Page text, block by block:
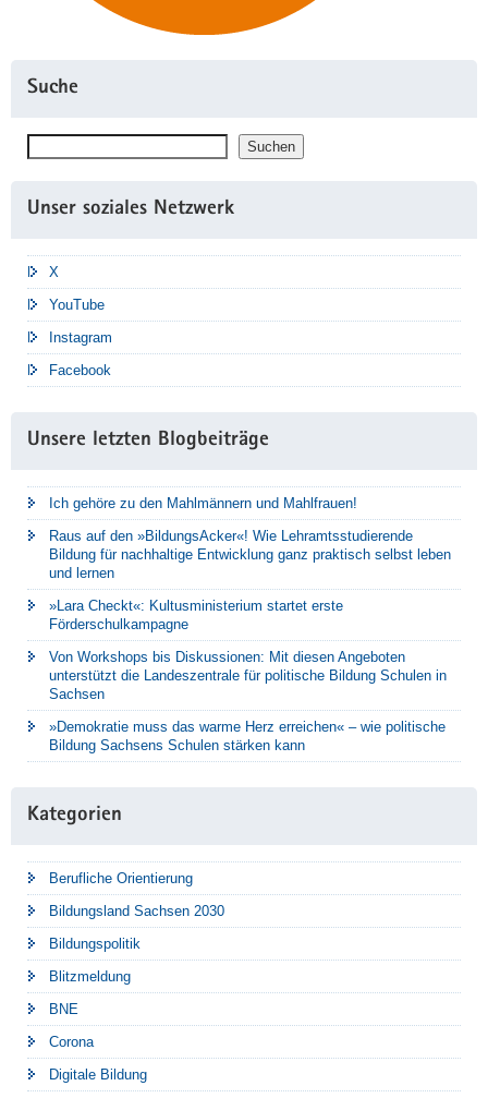
Suche
Suchen
Unser soziales Netzwerk
X
YouTube
Instagram
Facebook
Unsere letzten Blogbeiträge
Ich gehöre zu den Mahlmännern und Mahlfrauen!
Raus auf den »BildungsAcker«! Wie Lehramtsstudierende
Bildung für nachhaltige Entwicklung ganz praktisch selbst leben
und lernen
»Lara Checkt«: Kultusministerium startet erste
Förderschulkampagne
Von Workshops bis Diskussionen: Mit diesen Angeboten
unterstützt die Landeszentrale für politische Bildung Schulen in
Sachsen
»Demokratie muss das warme Herz erreichen« – wie politische
Bildung Sachsens Schulen stärken kann
Kategorien
Berufliche Orientierung
Bildungsland Sachsen 2030
Bildungspolitik
Blitzmeldung
BNE
Corona
Digitale Bildung